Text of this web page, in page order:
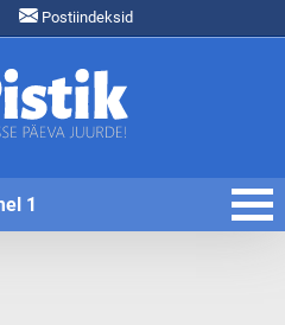
Postiindeksid
1